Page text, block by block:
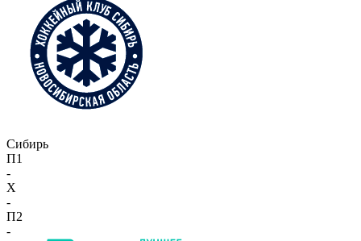
Сибирь
П1
-
X
-
П2
-